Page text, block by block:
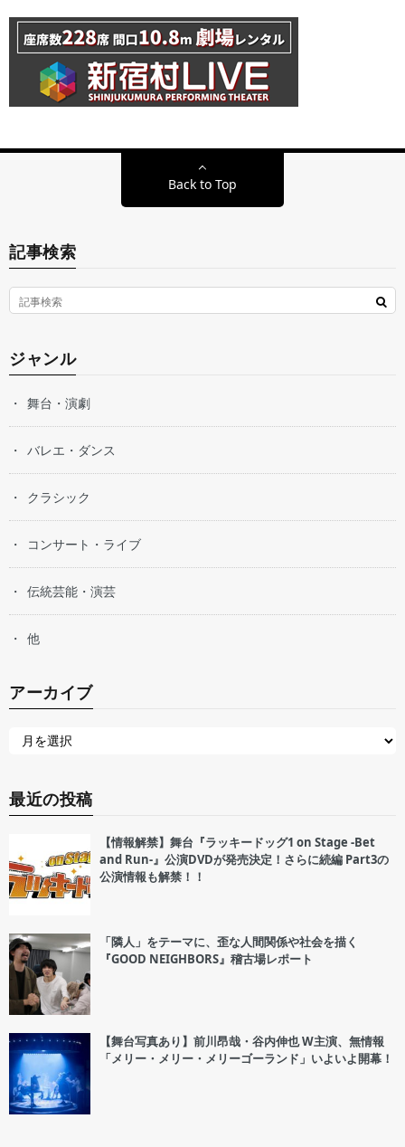
Back to Top
記事検索
ジャンル
舞台・演劇
バレエ・ダンス
クラシック
コンサート・ライブ
伝統芸能・演芸
他
アーカイブ
最近の投稿
【情報解禁】舞台『ラッキードッグ1 on Stage -Bet
and Run-』公演DVDが発売決定！さらに続編 Part3の
公演情報も解禁！！
「隣人」をテーマに、歪な人間関係や社会を描く
『GOOD NEIGHBORS』稽古場レポート
【舞台写真あり】前川昂哉・谷内伸也 W主演、無情報
「メリー・メリー・メリーゴーランド」いよいよ開幕！